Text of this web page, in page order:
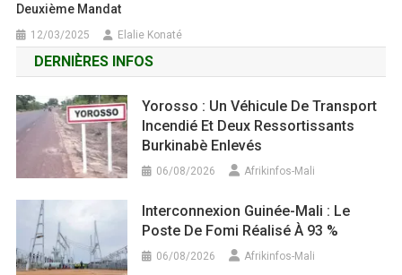
Deuxième Mandat
12/03/2025 Elalie Konaté
DERNIÈRES INFOS
Yorosso : Un Véhicule De Transport
Incendié Et Deux Ressortissants
Burkinabè Enlevés
06/08/2026 Afrikinfos-Mali
Interconnexion Guinée-Mali : Le
Poste De Fomi Réalisé À 93 %
06/08/2026 Afrikinfos-Mali